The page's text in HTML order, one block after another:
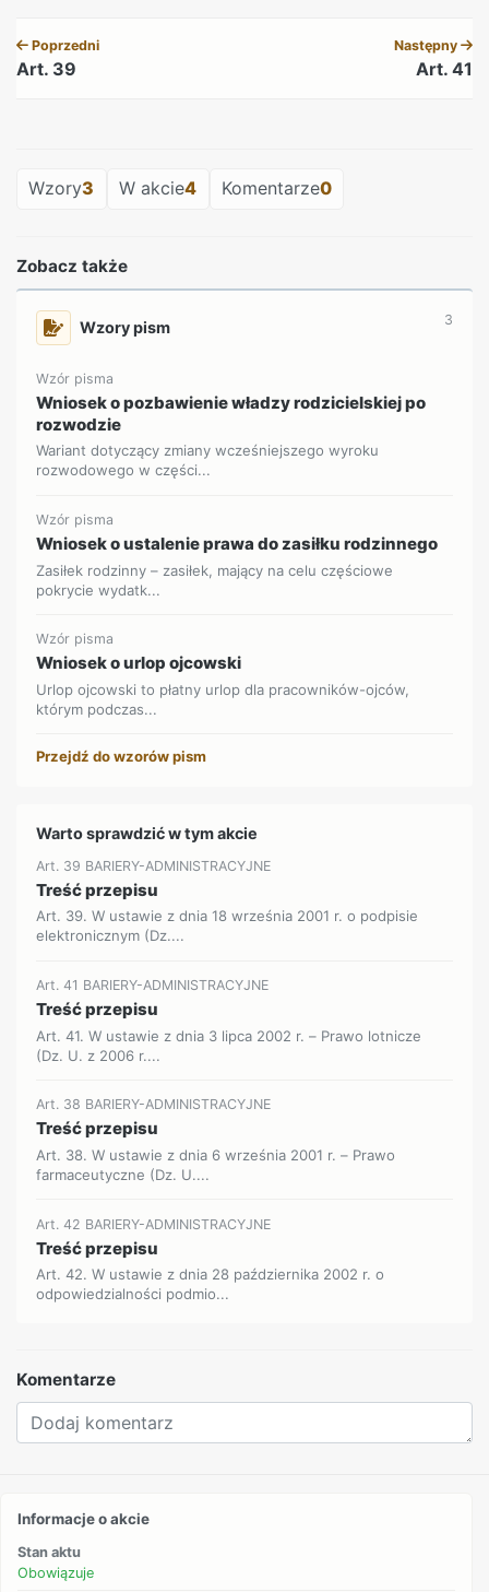
Poprzedni
Art. 39
Następny
Art. 41
Wzory3 W akcie4 Komentarze0
Zobacz także
Wzory pism 3
Wzór pisma
Wniosek o pozbawienie władzy rodzicielskiej po
rozwodzie
Wariant dotyczący zmiany wcześniejszego wyroku
rozwodowego w części...
Wzór pisma
Wniosek o ustalenie prawa do zasiłku rodzinnego
Zasiłek rodzinny – zasiłek, mający na celu częściowe
pokrycie wydatk...
Wzór pisma
Wniosek o urlop ojcowski
Urlop ojcowski to płatny urlop dla pracowników-ojców,
którym podczas...
Przejdź do wzorów pism
Warto sprawdzić w tym akcie
Art. 39 BARIERY-ADMINISTRACYJNE
Treść przepisu
Art. 39. W ustawie z dnia 18 września 2001 r. o podpisie
elektronicznym (Dz....
Art. 41 BARIERY-ADMINISTRACYJNE
Treść przepisu
Art. 41. W ustawie z dnia 3 lipca 2002 r. – Prawo lotnicze
(Dz. U. z 2006 r....
Art. 38 BARIERY-ADMINISTRACYJNE
Treść przepisu
Art. 38. W ustawie z dnia 6 września 2001 r. – Prawo
farmaceutyczne (Dz. U....
Art. 42 BARIERY-ADMINISTRACYJNE
Treść przepisu
Art. 42. W ustawie z dnia 28 października 2002 r. o
odpowiedzialności podmio...
Komentarze
Informacje o akcie
Stan aktu
Obowiązuje